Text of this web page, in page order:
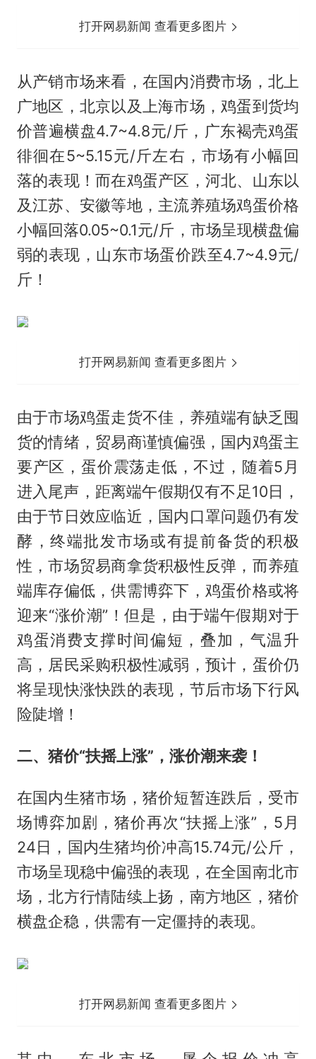
打开网易新闻 查看更多图片
从产销市场来看，在国内消费市场，北上
广地区，北京以及上海市场，鸡蛋到货均
价普遍横盘4.7~4.8元/斤，广东褐壳鸡蛋
徘徊在5~5.15元/斤左右，市场有小幅回
落的表现！而在鸡蛋产区，河北、山东以
及江苏、安徽等地，主流养殖场鸡蛋价格
小幅回落0.05~0.1元/斤，市场呈现横盘偏
弱的表现，山东市场蛋价跌至4.7~4.9元/
斤！
打开网易新闻 查看更多图片
由于市场鸡蛋走货不佳，养殖端有缺乏囤
货的情绪，贸易商谨慎偏强，国内鸡蛋主
要产区，蛋价震荡走低，不过，随着5月
进入尾声，距离端午假期仅有不足10日，
由于节日效应临近，国内口罩问题仍有发
酵，终端批发市场或有提前备货的积极
性，市场贸易商拿货积极性反弹，而养殖
端库存偏低，供需博弈下，鸡蛋价格或将
迎来“涨价潮”！但是，由于端午假期对于
鸡蛋消费支撑时间偏短，叠加，气温升
高，居民采购积极性减弱，预计，蛋价仍
将呈现快涨快跌的表现，节后市场下行风
险陡增！
二、猪价“扶摇上涨”，涨价潮来袭！
在国内生猪市场，猪价短暂连跌后，受市
场博弈加剧，猪价再次“扶摇上涨”，5月
24日，国内生猪均价冲高15.74元/公斤，
市场呈现稳中偏强的表现，在全国南北市
场，北方行情陆续上扬，南方地区，猪价
横盘企稳，供需有一定僵持的表现。
打开网易新闻 查看更多图片